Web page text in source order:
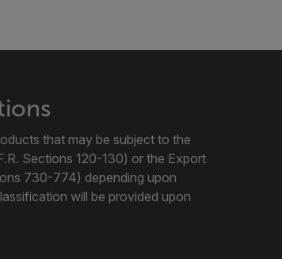
that may be subject to the
Sections 120-130) or the Export
730-774) depending upon
will be provided upon